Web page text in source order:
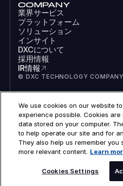
COMPANY
業界サービス
プラットフォーム
ソリューション
インサイト
DXCについて
採用情報
IR情報
© DXC TECHNOLOGY COMPANY
SOCIAL
LinkedIn
Facebook
Instagram
YouTube
COOKIES
We use cookies on our website
experience possible. Cookies are
data stored on your computer.
to help operate our site and for
They also help us remember you
more relevant content. Learn
Cookies Settings